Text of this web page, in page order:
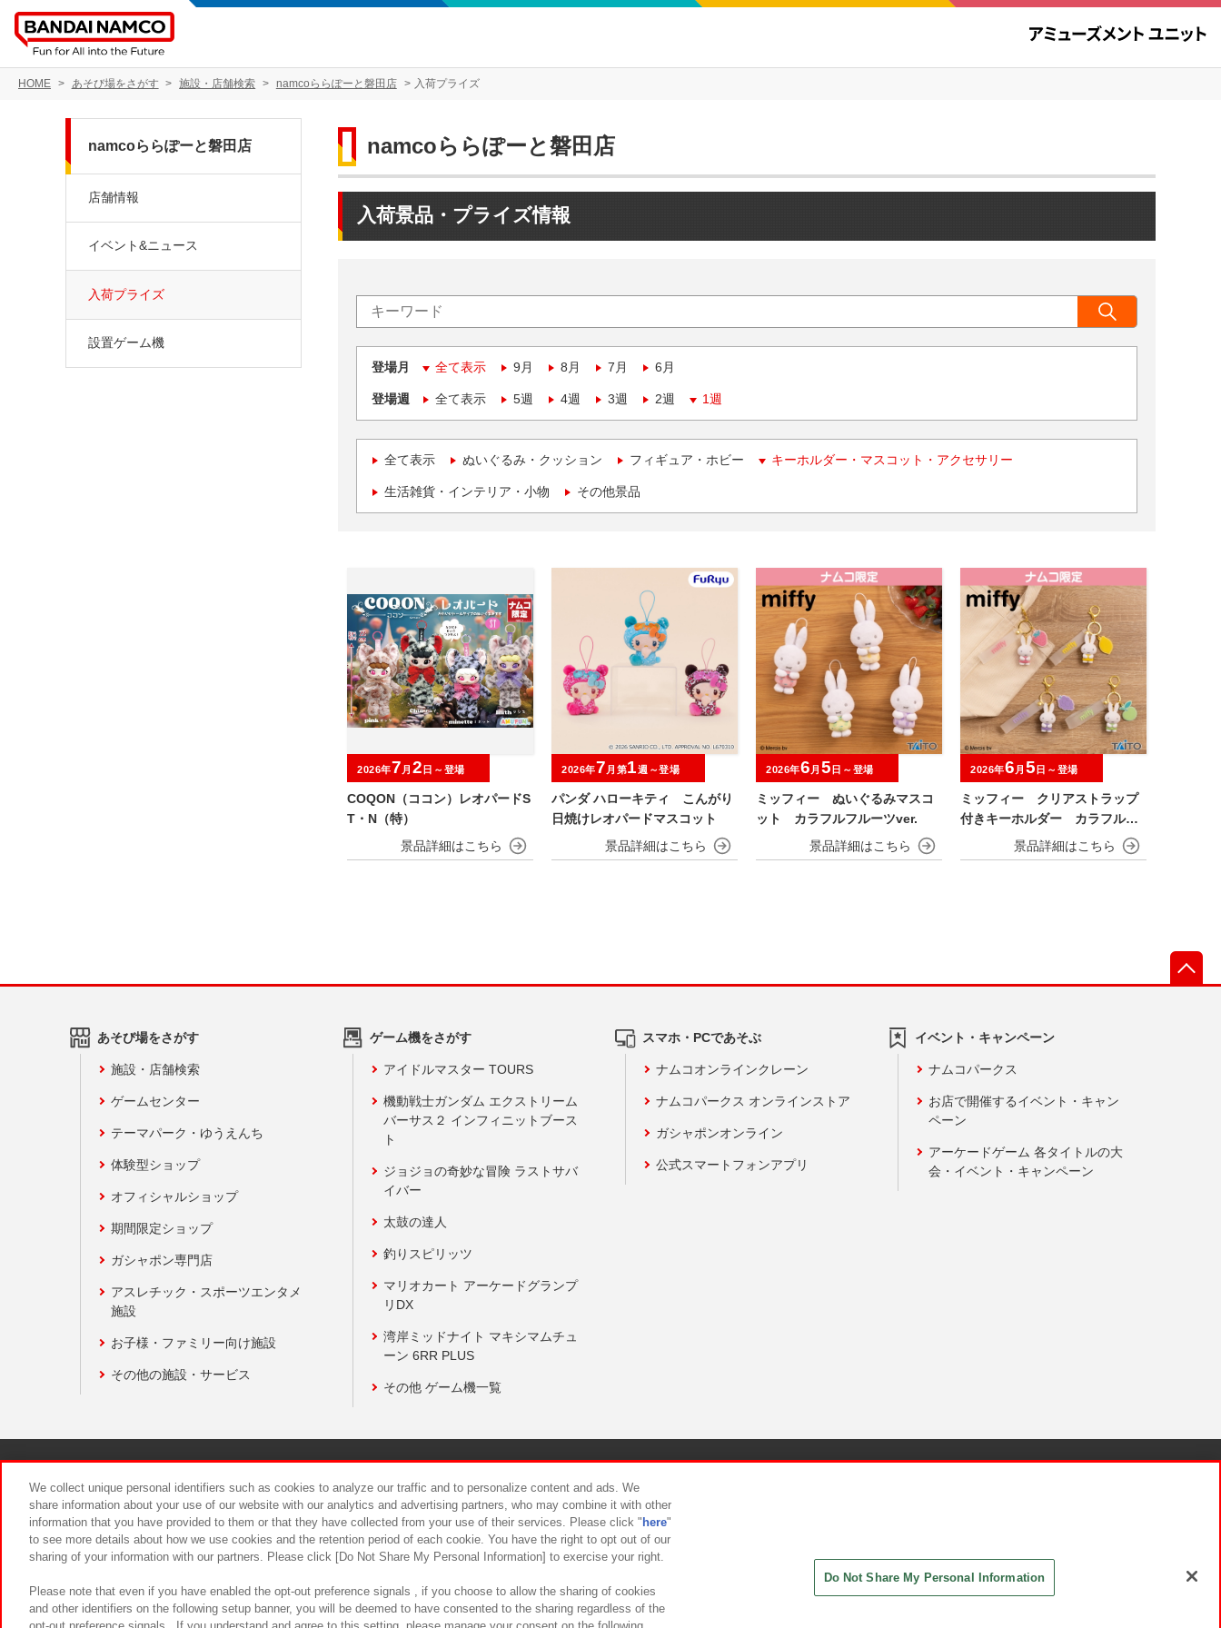
HOME あそび場をさがす 施設・店舗検索 namcoららぽーと磐田店 入荷プライズ
namcoららぽーと磐田店
入荷景品・プライズ情報
登場月 全て表示 9月 8月 7月 6月
登場週 全て表示 5週 4週 3週 2週 1週
全て表示 ぬいぐるみ・クッション フィギュア・ホビー キーホルダー・マスコット・アクセサリー
生活雑貨・インテリア・小物 その他景品
COQON（ココン）レオパードS
T・N（特）
2026年7 月 2 日～登場
パンダ ハローキティ こんがり
日焼けレオパードマスコット
2026年7 月第1週～登場
ミッフィー ぬいぐるみマスコ
ット カラフルフルーツver.
2026年6 月 5 日～登場
ミッフィー クリアストラップ
付きキーホルダー カラフルフ
ルーツver.
2026年6 月 5 日～登場
namcoららぽーと磐田店
店舗情報
イベント&ニュース
入荷プライズ
設置ゲーム機
あそび場をさがす
施設・店舗検索
ゲームセンター
テーマパーク・ゆうえんち
体験型ショップ
オフィシャルショップ
期間限定ショップ
ガシャポン専門店
アスレチック・スポーツエンタメ
施設
お子様・ファミリー向け施設
その他の施設・サービス
ゲーム機をさがす
アイドルマスター TOURS
機動戦士ガンダム エクストリーム
バーサス２ インフィニットブース
ト
ジョジョの奇妙な冒険 ラストサバ
イバー
太鼓の達人
釣りスピリッツ
マリオカート アーケードグランプ
リDX
湾岸ミッドナイト マキシマムチュ
ーン 6RR PLUS
その他 ゲーム機一覧
スマホ・PCであそぶ
ナムコオンラインクレーン
ナムコパークス オンラインストア
ガシャポンオンライン
公式スマートフォンアプリ
イベント・キャンペーン
ナムコパークス
お店で開催するイベント・キャン
ペーン
アーケードゲーム 各タイトルの大
会・イベント・キャンペーン
食品のご提供について カスタマーハラスメント対応方針
We collect unique personal identifiers such as cookies to analyze our traffic and to personalize content and ads. We
share information about your use of our website with our analytics and advertising partners, who may combine it with other
information that you have provided to them or that they have collected from your use of their services. Please click " here"
to see more details about how we use cookies and the retention period of each cookie. You have the right to opt out of our
sharing of your information with our partners. Please click [Do Not Share My Personal Information] to exercise your right.
Please note that even if you have enabled the opt-out preference signals , if you choose to allow the sharing of cookies
and other identifiers on the following setup banner, you will be deemed to have consented to the sharing regardless of the
Do Not Share My Personal Information